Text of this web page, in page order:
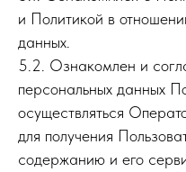
и Политикой в
данных.
5.2. Ознакомлен и
персональных данных
осуществляться
для получения
содержанию и его